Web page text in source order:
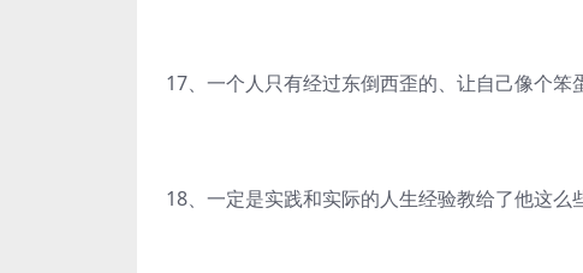
17、一个人只有经过东倒西歪的、让自己像个
18、一定是实践和实际的人生经验教给了他这